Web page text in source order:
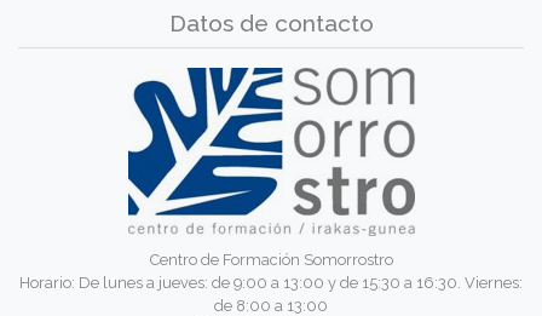
Datos de contacto
Centro de Formación Somorrostro
Horario: De lunes a jueves: de 9:00 a 13:00 y de 15:30 a 16:30. Viernes:
de 8:00 a 13:00